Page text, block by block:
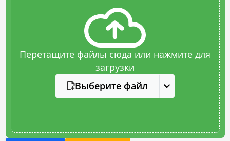
Перетащите файлы сюда или нажмите для
загрузки
Выберите файл